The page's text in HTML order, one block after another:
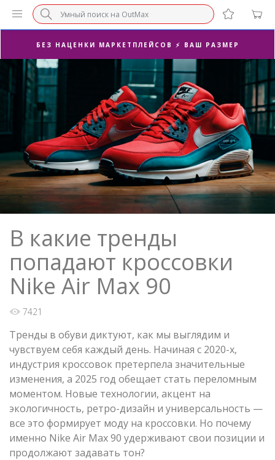
БЕЗ НАЦЕНКИ МАРКЕТПЛЕЙСОВ ⚡ ВАШ РАЗМЕР
3-Я ПАРА В ПОДАРОК 🎁
ПОСЛЕДНИЕ РАЗМЕРЫ ОТ 1500₽⚡️
СУПЕРАКЦИЯ 🔥 2-Я ПАРА -50%
В какие тренды
попадают кроссовки
Nike Air Max 90
7421
Тренды в обуви диктуют, как мы выглядим и
чувствуем себя каждый день. Начиная с 2020-х,
индустрия кроссовок претерпела значительные
изменения, а 2025 год обещает стать переломным
моментом. Новые технологии, акцент на
экологичность, ретро-дизайн и универсальность —
все это формирует моду на кроссовки. Но почему
именно Nike Air Max 90 удерживают свои позиции и
продолжают задавать тон?